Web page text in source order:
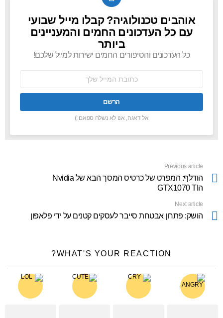
NEWSLETTER
אוהבים טכנולוגיה? קבלו מייל שבועי
עם כל העדכונים החמים והמעניינים
ביותר
כל העדכונים והסיפורים החמים ישירות למייל שלכם!
אל דאגה, אנו לא נשלח ספאם :)
more
Previous article
הודלף: המפרט של כרטיס המסך הבא של Nvidia
הGTX1070 TI
Next article
הושק: פתרון אבטחת סייבר לעסקים קטנים על ידי פלאפון
WHAT'S YOUR REACTION?